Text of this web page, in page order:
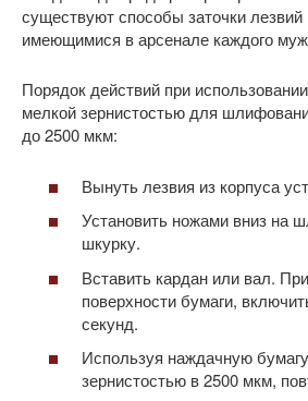
существуют способы заточки лезвий
имеющимися в арсенале каждого
Порядок действий при
мелкой зернистостью для
до 2500 мкм:
Вынуть лезвия из корпуса
Установить ножами вниз на
шкурку.
Вставить кардан или вал.
поверхности бумаги,
секунд.
Используя наждачную
зернистостью в 2500 мкм,